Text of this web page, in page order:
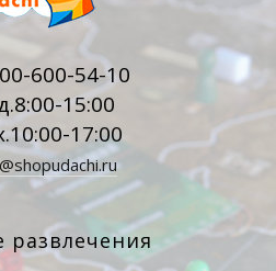
600-54-10
15:00
17:00
развлечения